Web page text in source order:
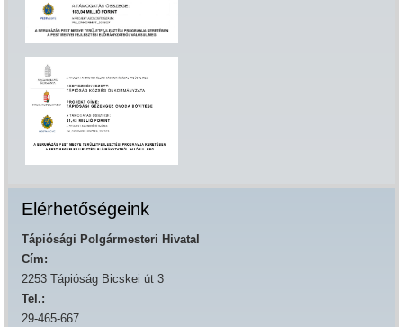
Elérhetőségeink
Tápiósági Polgármesteri Hivatal
Cím:
2253 Tápióság Bicskei út 3
Tel.:
29-465-667